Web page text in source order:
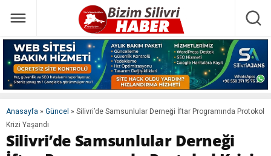
Anasayfa » Güncel » Silivri’de Samsunlular Derneği İftar Programında Protokol
Krizi Yaşandı
Silivri’de Samsunlular Derneği